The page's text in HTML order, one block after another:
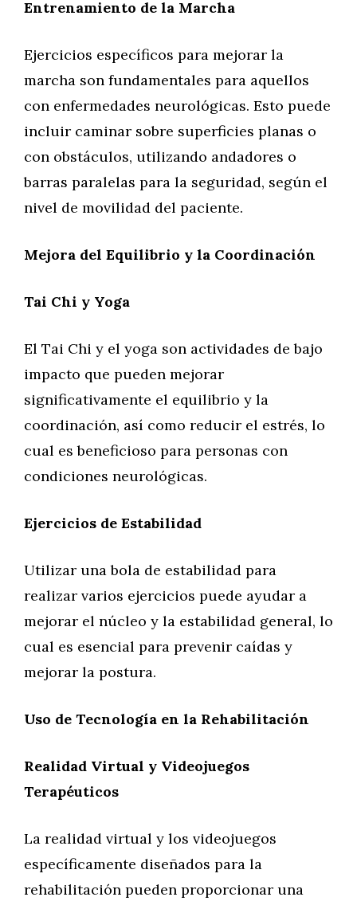
Entrenamiento de la Marcha
Ejercicios específicos para mejorar la
marcha son fundamentales para aquellos
con enfermedades neurológicas. Esto puede
incluir caminar sobre superficies planas o
con obstáculos, utilizando andadores o
barras paralelas para la seguridad, según el
nivel de movilidad del paciente.
Mejora del Equilibrio y la Coordinación
Tai Chi y Yoga
El Tai Chi y el yoga son actividades de bajo
impacto que pueden mejorar
significativamente el equilibrio y la
coordinación, así como reducir el estrés, lo
cual es beneficioso para personas con
condiciones neurológicas.
Ejercicios de Estabilidad
Utilizar una bola de estabilidad para
realizar varios ejercicios puede ayudar a
mejorar el núcleo y la estabilidad general, lo
cual es esencial para prevenir caídas y
mejorar la postura.
Uso de Tecnología en la Rehabilitación
Realidad Virtual y Videojuegos
Terapéuticos
La realidad virtual y los videojuegos
específicamente diseñados para la
rehabilitación pueden proporcionar una